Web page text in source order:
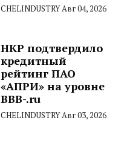
CHELINDUSTRYАвг 04, 2026
НКР подтвердило
кредитный
рейтинг ПАО
«АПРИ» на уровне
BBB-.ru
CHELINDUSTRYАвг 03, 2026